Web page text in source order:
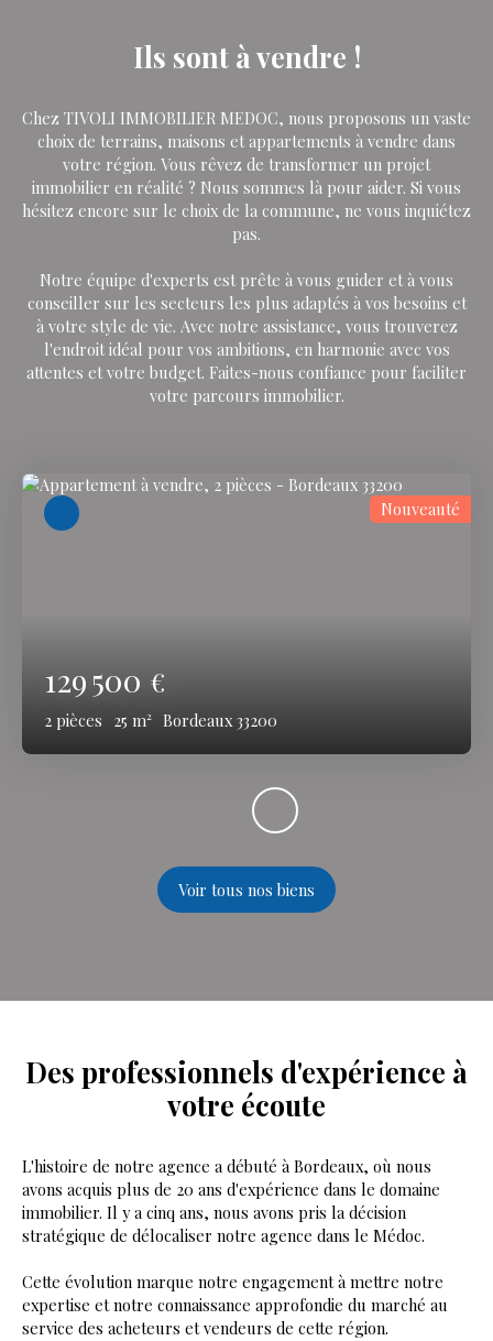
Ils sont à vendre !
Chez TIVOLI IMMOBILIER MEDOC, nous proposons un vaste
choix de terrains, maisons et appartements à vendre dans
votre région. Vous rêvez de transformer un projet
immobilier en réalité ? Nous sommes là pour aider. Si vous
hésitez encore sur le choix de la commune, ne vous inquiétez
pas.
Notre équipe d'experts est prête à vous guider et à vous
conseiller sur les secteurs les plus adaptés à vos besoins et
à votre style de vie. Avec notre assistance, vous trouverez
l'endroit idéal pour vos ambitions, en harmonie avec vos
attentes et votre budget. Faites-nous confiance pour faciliter
votre parcours immobilier.
129 500 €
2 pièces 25 m² Bordeaux 33200
Nouveauté
Voir tous nos biens
Des professionnels d'expérience à
votre écoute
L'histoire de notre agence a débuté à Bordeaux, où nous
avons acquis plus de 20 ans d'expérience dans le domaine
immobilier. Il y a cinq ans, nous avons pris la décision
stratégique de délocaliser notre agence dans le Médoc.
Cette évolution marque notre engagement à mettre notre
expertise et notre connaissance approfondie du marché au
service des acheteurs et vendeurs de cette région.